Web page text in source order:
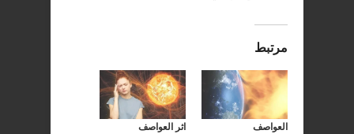
مرتبط
العواصف
اثر العواصف